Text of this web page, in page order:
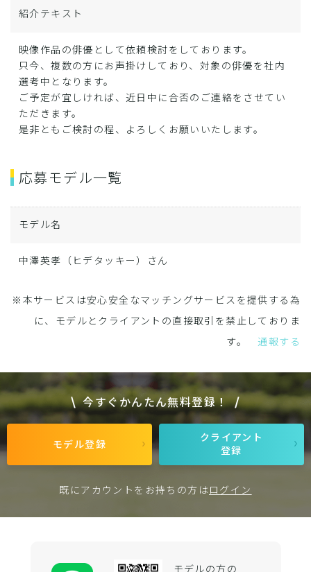
紹介テキスト
映像作品の俳優として依頼検討をしております。
只今、複数の方にお声掛けしており、対象の俳優を社内
選考中となります。
ご予定が宜しければ、近日中に合否のご連絡をさせてい
ただきます。
是非ともご検討の程、よろしくお願いいたします。
応募モデル一覧
モデル名
中澤英孝（ヒデタッキー）さん
※本サービスは安心安全なマッチングサービスを提供する為
に、モデルとクライアントの直接取引を禁止しておりま
す。通報する
今すぐかんたん無料登録！
モデル登録
クライアント
登録
既にアカウントをお持ちの方はログイン
モデルの方の